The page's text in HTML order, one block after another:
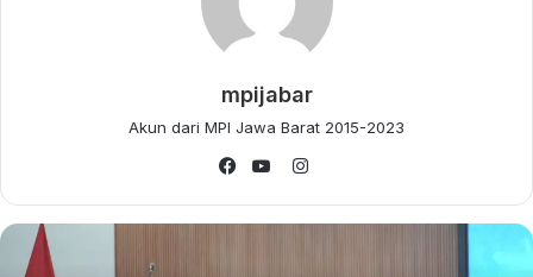
menyampaikan apresiasi kepada para orang tua yang telah
mempercayakan pendidikan anak-anak mereka di lembaga
kecintaan anak terhadap ilmu pengetahuan sejak usia dini.
Menurut Rizka, setiap anak memiliki potensi dan
dan penuh kasih sayang, mereka diyakini mampu
berkembang menjadi pribadi yang beradab, cinta ilmu, dan
mpijabar
Akun dari MPI Jawa Barat 2015-2023
Instagram